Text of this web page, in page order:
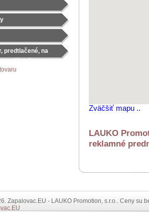
predtlačené, na
Zväčšiť mapu ..
LAUKO
reklamné
Zapalovac.EU - LAUKO Promotion, s.r.o.. Ceny su